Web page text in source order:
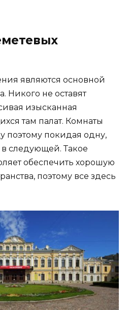
являются основной
Никого не оставят
изысканная
там палат. Комнаты
поэтому покидая одну,
следующей. Такое
обеспечить хорошую
поэтому все здесь